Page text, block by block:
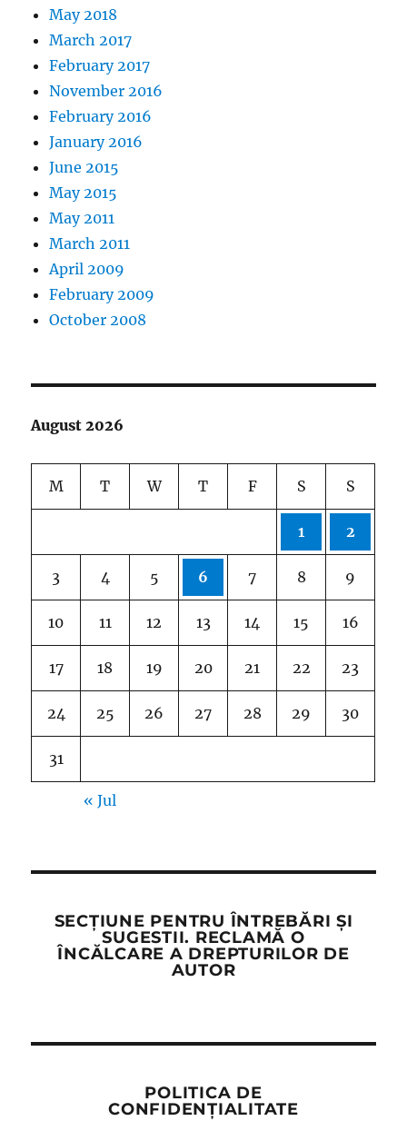
May 2018
March 2017
February 2017
November 2016
February 2016
January 2016
June 2015
May 2015
May 2011
March 2011
April 2009
February 2009
October 2008
August 2026
M T W T F S S
1 2
3 4 5 6 7 8 9
10 11 12 13 14 15 16
17 18 19 20 21 22 23
24 25 26 27 28 29 30
31
« Jul
SECȚIUNE PENTRU ÎNTREBĂRI ȘI
SUGESTII. RECLAMĂ O
ÎNCĂLCARE A DREPTURILOR DE
AUTOR
POLITICA DE
CONFIDENȚIALITATE